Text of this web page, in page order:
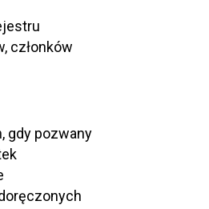
członków
gdy pozwany